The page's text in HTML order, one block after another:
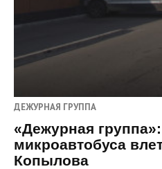
ДЕЖУРНАЯ ГРУППА
«Дежурная
микроавтобуса
Копылова